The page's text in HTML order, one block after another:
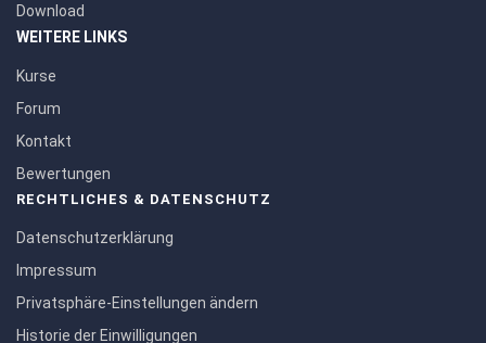
Download
WEITERE LINKS
Kurse
Forum
Kontakt
Bewertungen
RECHTLICHES & DATENSCHUTZ
Datenschutzerklärung
Impressum
Privatsphäre-Einstellungen ändern
Historie der Einwilligungen